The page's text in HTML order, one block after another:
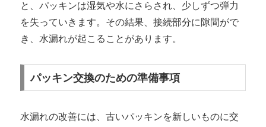
と、パッキンは湿気や水にさらされ、少しずつ弾力
を失っていきます。その結果、接続部分に隙間がで
き、水漏れが起こることがあります。
パッキン交換のための準備事項
水漏れの改善には、古いパッキンを新しいものに交